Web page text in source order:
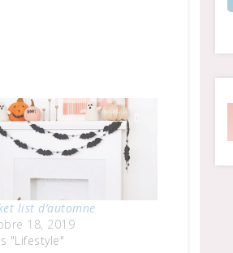
list d’automne
18, 2019
"Lifestyle"